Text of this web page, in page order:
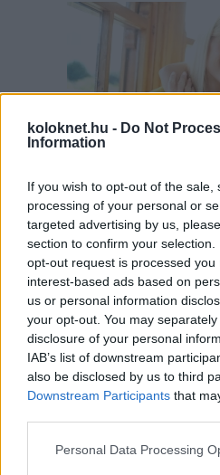
koloknet.hu - Do Not
Information
If you wish to opt-out of the
processing of your personal or
targeted advertising by us,
section to confirm your
opt-out request is processed you
interest-based ads based on
us or personal information
your opt-out. You may
disclosure of your personal
IAB’s list of downstream
also be disclosed by us to third
Downstream Participants that
Please note that this website/
Personal Data Processing
Mitől lesz egy gyerekből
hibázni, újrakezdeni és
egészséges önbizalom nem
tulajdonság, hanem lassan
biztonságérzet, amelyre a
szüksége van.
Így reagálj, ha a
jegyet hozott haza